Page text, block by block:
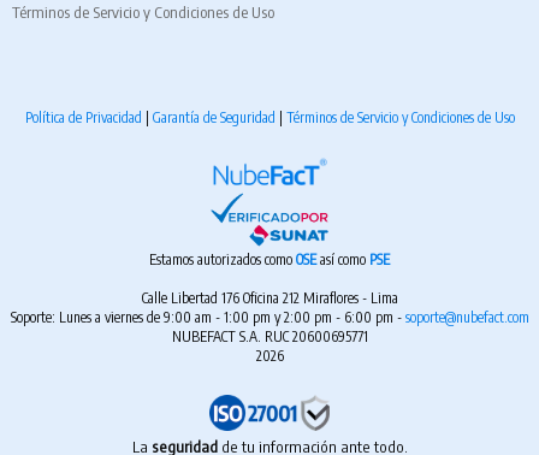
Términos de Servicio y Condiciones de Uso
Política de Privacidad | Garantía de Seguridad | Términos de Servicio y Condiciones de Uso
Estamos autorizados como OSEasí como PSE
Calle Libertad 176 Oficina 212 Miraflores - Lima
Soporte: Lunes a viernes de 9:00 am - 1:00 pm y 2:00 pm - 6:00 pm - soporte@nubefact.com
NUBEFACT S.A. RUC 20600695771
2026
La seguridadde tu información ante todo.